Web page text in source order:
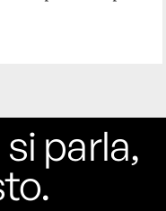
parla,